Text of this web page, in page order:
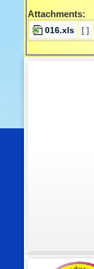
Attachments:
016.xls [ ]